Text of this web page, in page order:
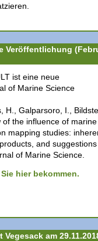
Veröffentlichung
ist eine neue
of Marine Science
H., Galparsoro, I.,
of the influence of marine
mapping studies:
and
of Marine Science.
hier bekommen.
am